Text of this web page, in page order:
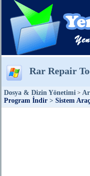
Rar Repair
Dosya & Dizin Yönetimi >
Program İndir > Sistem